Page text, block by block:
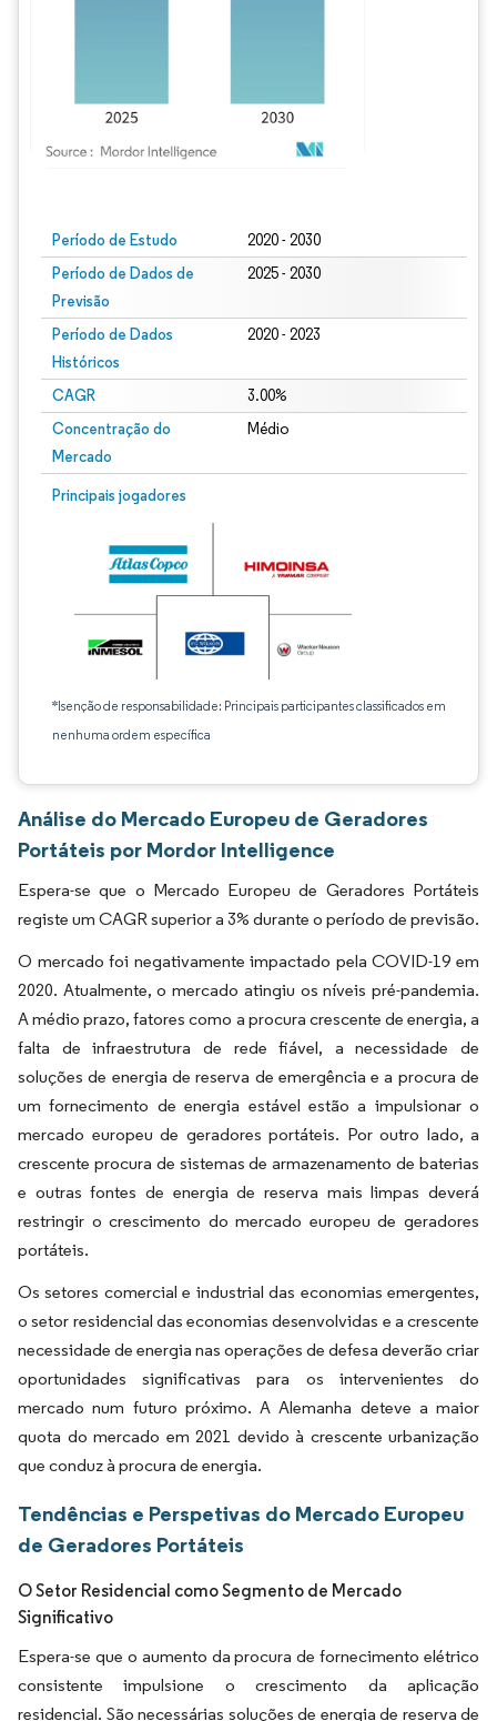
Período de Estudo 2020 - 2030
Período de Dados de
Previsão
2025 - 2030
Período de Dados
Históricos
2020 - 2023
CAGR 3.00%
Concentração do
Mercado
Médio
Principais jogadores
*Isenção de responsabilidade: Principais participantes classificados em
nenhuma ordem específica
Análise do Mercado Europeu de Geradores
Portáteis por Mordor Intelligence
Espera-se que o Mercado Europeu de Geradores Portáteis
registe um CAGR superior a 3% durante o período de previsão.
O mercado foi negativamente impactado pela COVID-19 em
2020. Atualmente, o mercado atingiu os níveis pré-pandemia.
A médio prazo, fatores como a procura crescente de energia, a
falta de infraestrutura de rede fiável, a necessidade de
soluções de energia de reserva de emergência e a procura de
um fornecimento de energia estável estão a impulsionar o
mercado europeu de geradores portáteis. Por outro lado, a
crescente procura de sistemas de armazenamento de baterias
e outras fontes de energia de reserva mais limpas deverá
restringir o crescimento do mercado europeu de geradores
portáteis.
Os setores comercial e industrial das economias emergentes,
o setor residencial das economias desenvolvidas e a crescente
necessidade de energia nas operações de defesa deverão criar
oportunidades significativas para os intervenientes do
mercado num futuro próximo. A Alemanha deteve a maior
quota do mercado em 2021 devido à crescente urbanização
que conduz à procura de energia.
Tendências e Perspetivas do Mercado Europeu
de Geradores Portáteis
O Setor Residencial como Segmento de Mercado
Significativo
Espera-se que o aumento da procura de fornecimento elétrico
consistente impulsione o crescimento da aplicação
residencial. São necessárias soluções de energia de reserva de